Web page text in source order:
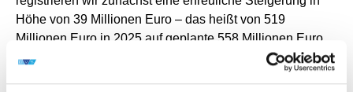
Höhe von 39 Millionen Euro – das heißt von 519
Millionen Euro in 2025 auf geplante 558 Millionen Euro
für 2026. Darin sehen wir ein Signal in die richtige
Richtung für eine Unterstützung der Zukunftsfähigkeit von